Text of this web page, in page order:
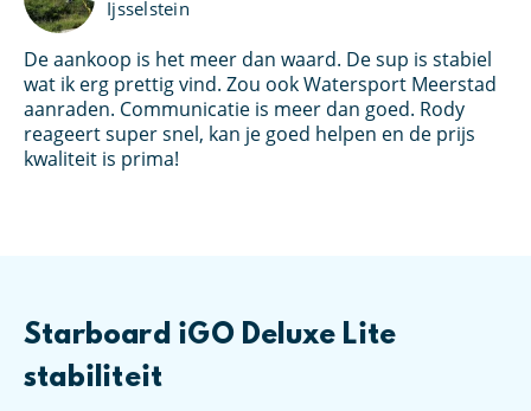
Ijsselstein
De aankoop is het meer dan waard. De sup is stabiel
wat ik erg prettig vind. Zou ook Watersport Meerstad
aanraden. Communicatie is meer dan goed. Rody
reageert super snel, kan je goed helpen en de prijs
kwaliteit is prima!
Starboard iGO Deluxe Lite
stabiliteit